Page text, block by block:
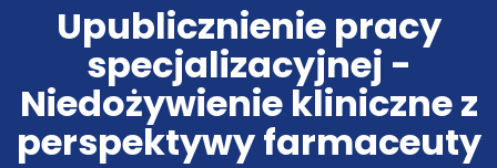
Upublicznienie pracy
specjalizacyjnej -
Niedożywienie kliniczne z
perspektywy farmaceuty